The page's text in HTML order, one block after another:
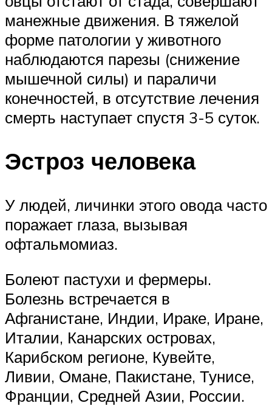
манежные движения. В тяжелой
форме патологии у животного
наблюдаются парезы (снижение
мышечной силы) и параличи
конечностей, в отсутствие лечения
смерть наступает спустя 3-5 суток.
Эстроз человека
У людей, личинки этого овода часто
поражает глаза, вызывая
офтальмомиаз.
Болеют пастухи и фермеры.
Болезнь встречается в
Афганистане, Индии, Ираке, Иране,
Италии, Канарских островах,
Карибском регионе, Кувейте,
Ливии, Омане, Пакистане, Тунисе,
Франции, Средней Азии, России.